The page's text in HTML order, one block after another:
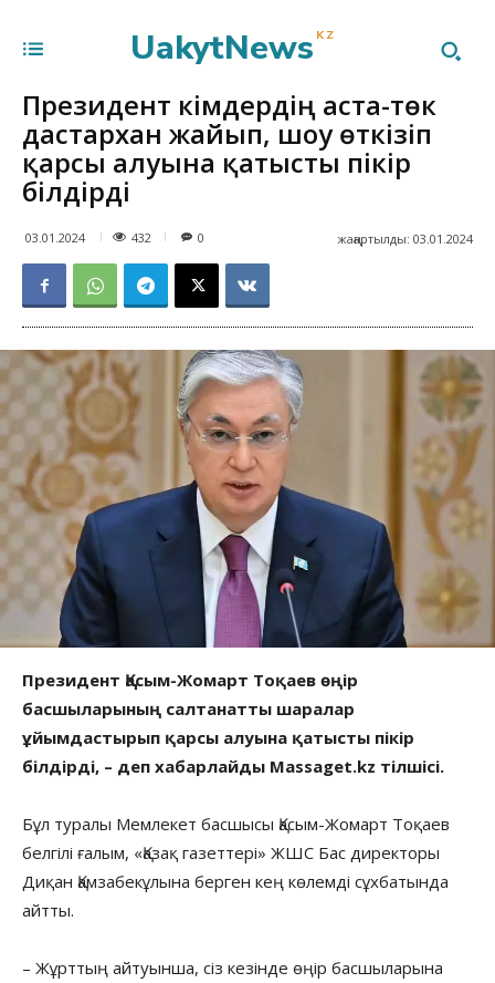
UakytNews KZ
Президент әкімдердің аста-төк
дастархан жайып, шоу өткізіп
қарсы алуына қатысты пікір
білдірді
03.01.2024 432 жаңартылды: 03.01.2024
0
Президент Қасым-Жомарт Тоқаев өңір
басшыларының салтанатты шаралар
ұйымдастырып қарсы алуына қатысты пікір
білдірді, – деп хабарлайды Massaget.kz тілшісі.
Бұл туралы Мемлекет басшысы Қасым-Жомарт Тоқаев
белгілі ғалым, «Қазақ газеттері» ЖШС Бас директоры
Диқан Қамзабекұлына берген кең көлемді сұхбатында
айтты.
– Жұрттың айтуынша, сіз кезінде өңір басшыларына